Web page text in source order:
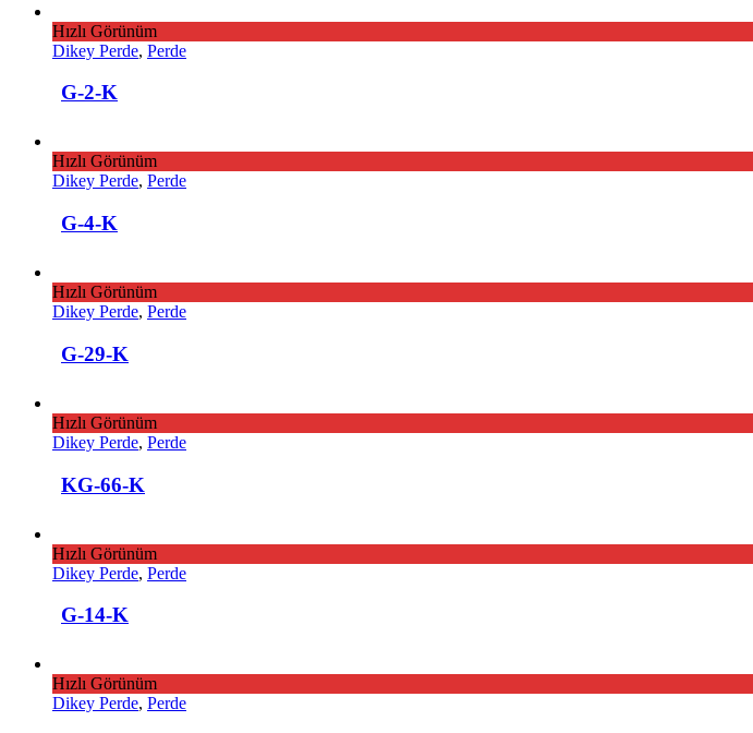
Hızlı Görünüm
Dikey Perde, Perde
G-2-K
Hızlı Görünüm
Dikey Perde, Perde
G-4-K
Hızlı Görünüm
Dikey Perde, Perde
G-29-K
Hızlı Görünüm
Dikey Perde, Perde
KG-66-K
Hızlı Görünüm
Dikey Perde, Perde
G-14-K
Hızlı Görünüm
Dikey Perde, Perde